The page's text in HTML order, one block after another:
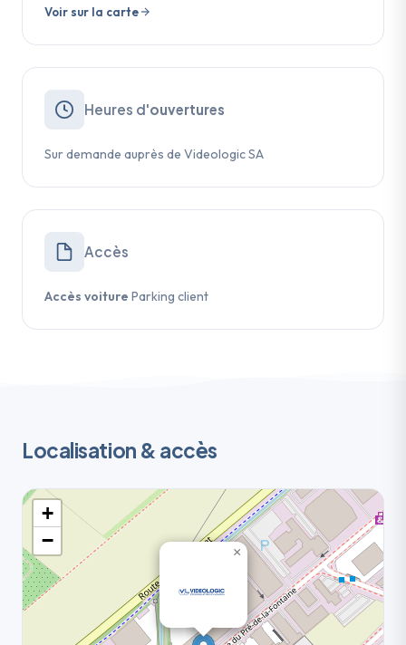
Voir sur la carte
Heures d'ouvertures
Sur demande auprès de Videologic SA
Accès
Accès voiture Parking client
Localisation & accès
×
+
−